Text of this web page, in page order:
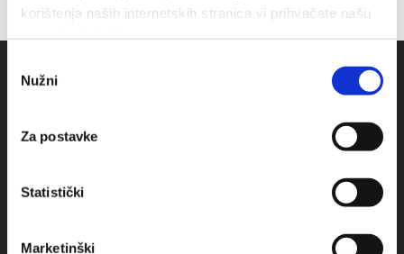
korištenja naših internetskih stranica vi prihvaćate našu
pristanka
Nužni
Za postavke
Statistički
Marketinški